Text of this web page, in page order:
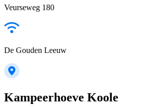
Veurseweg 180
De Gouden Leeuw
Kampeerhoeve Koole